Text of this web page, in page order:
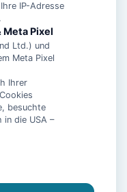
IP-Adresse
Meta Pixel
Ltd.) und
Meta Pixel
Ihrer
besuchte
in die USA –